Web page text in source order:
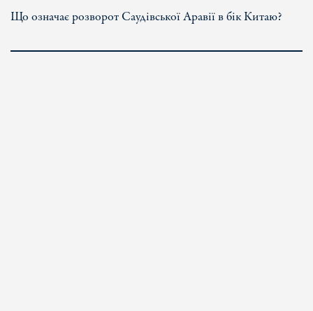
Що означає розворот Саудівської Аравії в бік Китаю?